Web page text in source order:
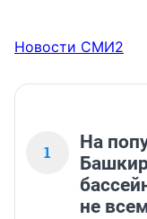
Новости СМИ2
1
На
не